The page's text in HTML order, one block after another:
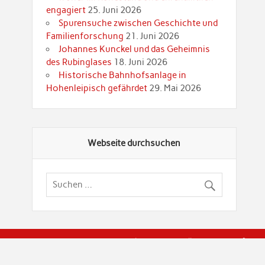
engagiert 25. Juni 2026
Spurensuche zwischen Geschichte und
Familienforschung 21. Juni 2026
Johannes Kunckel und das Geheimnis
des Rubinglases 18. Juni 2026
Historische Bahnhofsanlage in
Hohenleipisch gefährdet 29. Mai 2026
Webseite durchsuchen
© Brandenburgische Genealogische Gesellschaft (BGG)